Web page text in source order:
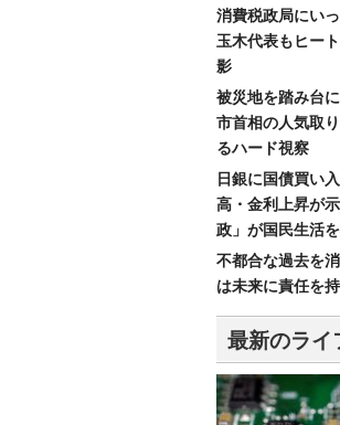
消費税政局にい
玉木代表もヒー
影
被災地を踏み台
市首相の人気取
るハード視察
日銀に国債買い
高・金利上昇が
政」が国民生活
不都合な過去を
は未来に責任を
最新のライ